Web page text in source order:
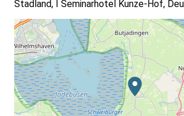
Stadland, I Seminarhotel Kunze-Hof,